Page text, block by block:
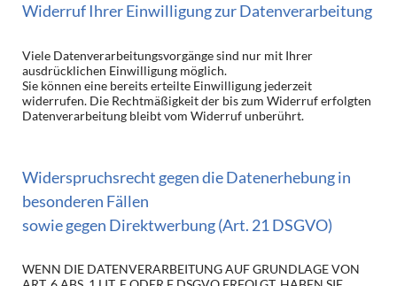
Widerruf Ihrer Einwilligung zur Datenverarbeitung
Viele Datenverarbeitungsvorgänge sind nur mit Ihrer
ausdrücklichen Einwilligung möglich.
Sie können eine bereits erteilte Einwilligung jederzeit
widerrufen. Die Rechtmäßigkeit der bis zum Widerruf erfolgten
Datenverarbeitung bleibt vom Widerruf unberührt.
Widerspruchsrecht gegen die Datenerhebung in
besonderen Fällen
sowie gegen Direktwerbung (Art. 21 DSGVO)
WENN DIE DATENVERARBEITUNG AUF GRUNDLAGE VON